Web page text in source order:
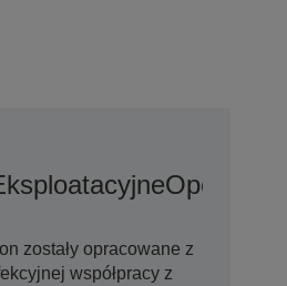
Opcje
zostały opracowane z
współpracy z